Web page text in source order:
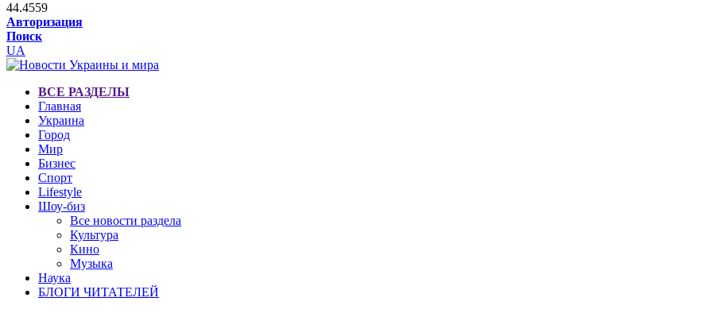
44.4559
Авторизация
Поиск
UA
ВСЕ РАЗДЕЛЫ
Главная
Украина
Город
Мир
Бизнес
Спорт
Lifestyle
Шоу-биз
Все новости раздела
Культура
Кино
Музыка
Наука
БЛОГИ ЧИТАТЕЛЕЙ